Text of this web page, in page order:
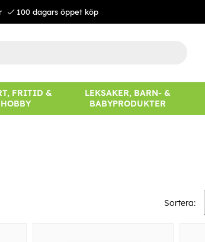
100 dagars öppet köp
FRITID &
HOBBY
LEKSAKER, BARN- &
BABYPRODUKTER
Sortera: